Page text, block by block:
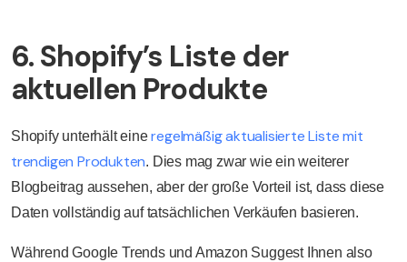
6. Shopify’s Liste der
aktuellen Produkte
Shopify unterhält eine regelmäßig aktualisierte Liste mit
trendigen Produkten. Dies mag zwar wie ein weiterer
Blogbeitrag aussehen, aber der große Vorteil ist, dass diese
Daten vollständig auf tatsächlichen Verkäufen basieren.
Während Google Trends und Amazon Suggest Ihnen also